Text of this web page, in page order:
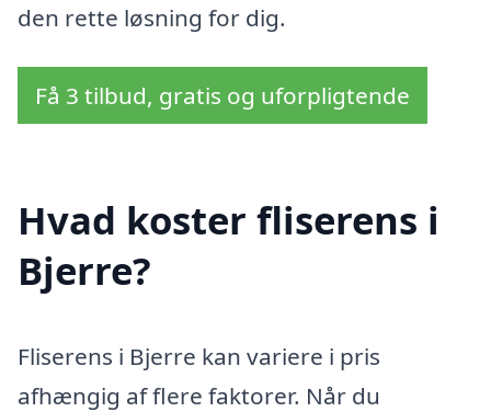
den rette løsning for dig.
Få 3 tilbud, gratis og uforpligtende
Hvad koster fliserens i
Bjerre?
Fliserens i Bjerre kan variere i pris
afhængig af flere faktorer. Når du